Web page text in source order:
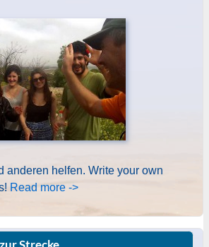
anderen helfen. Write your own
Read more ->